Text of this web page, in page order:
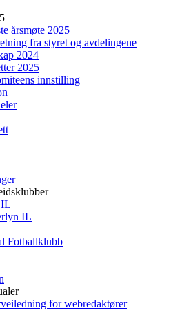
årsmøte 2025
fra styret og avdelingene
2024
2025
innstilling
IL
Fotballklubb
for webredaktører